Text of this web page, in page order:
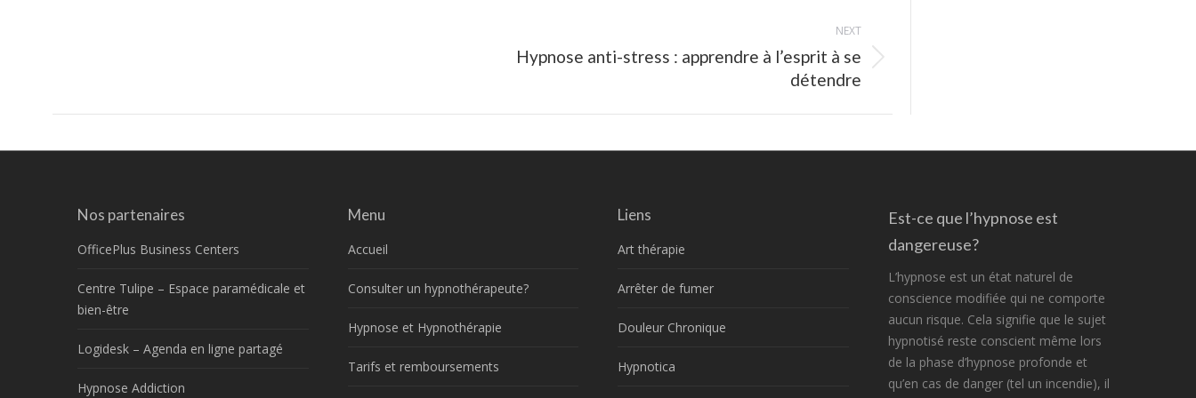
NEXT
NextHypnose anti-stress : apprendre à l’esprit à se
détendre
Nos partenaires
OfficePlus Business Centers
Centre Tulipe – Espace paramédicale et
bien-être
Logidesk – Agenda en ligne partagé
Hypnose Addiction
Menu
Accueil
Consulter un hypnothérapeute?
Hypnose et Hypnothérapie
Tarifs et remboursements
Liens
Art thérapie
Arrêter de fumer
Douleur Chronique
Hypnotica
Est-ce que l’hypnose est
dangereuse?
L’hypnose est un état naturel de
conscience modifiée qui ne comporte
aucun risque. Cela signifie que le sujet
hypnotisé reste conscient même lors
de la phase d’hypnose profonde et
qu’en cas de danger (tel un incendie), il